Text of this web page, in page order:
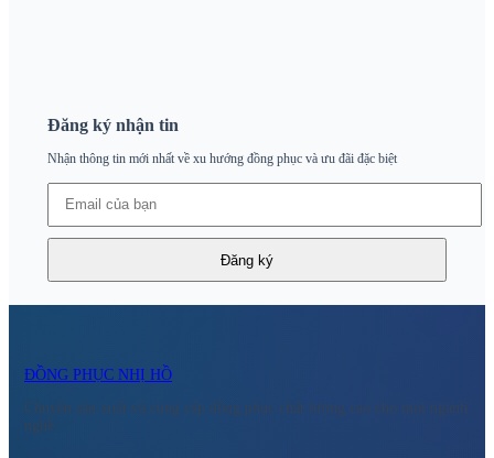
Đăng ký nhận tin
Nhận thông tin mới nhất về xu hướng đồng phục và ưu đãi đặc biệt
Đăng ký
ĐỒNG PHỤC NHỊ HỒ
Chuyên sản xuất và cung cấp đồng phục chất lượng cao cho mọi ngành
nghề.